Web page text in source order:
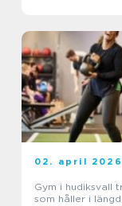
02. april 2026
Gym i hudiksvall träning
som håller i